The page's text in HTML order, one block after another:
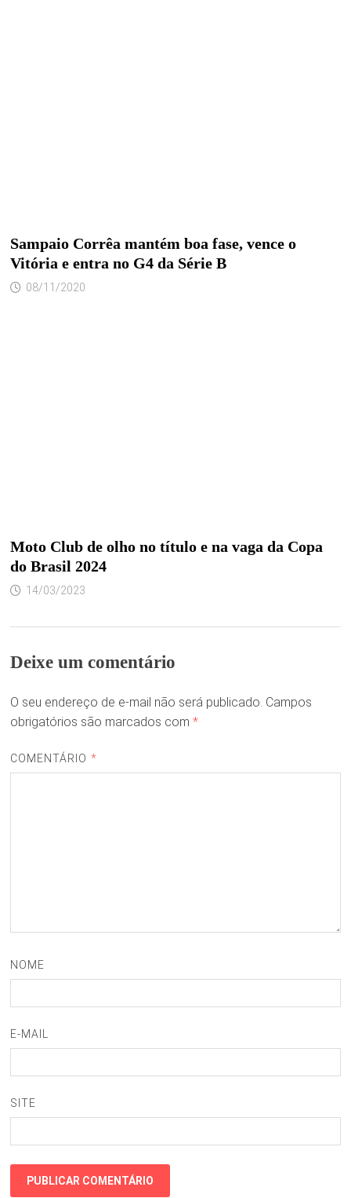
Sampaio Corrêa mantém boa fase, vence o
Vitória e entra no G4 da Série B
08/11/2020
Moto Club de olho no título e na vaga da Copa
do Brasil 2024
14/03/2023
Deixe um comentário
O seu endereço de e-mail não será publicado. Campos
obrigatórios são marcados com *
COMENTÁRIO *
NOME
E-MAIL
SITE